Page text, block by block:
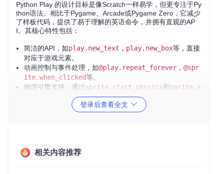
Python Play 的设计目标是像Scratch一样易学，但更专注于Py
thon语法。相比于Pygame、Arcade或Pygame Zero，它减少
了样板代码，提供了易于理解的英语命令，并拥有直观的AP
I。其核心特性包括：
简洁的API，如play.new_text ， play.new_box等，直接
对应于游戏元素。
动画控制与事件处理，如@play.repeat_forever ， @spr
ite.when_clicked等。
物理引擎支持，通过sprite.start_physics和sprite.s
来启用或关闭物理效果。
登录后查看全文
相关内容推荐